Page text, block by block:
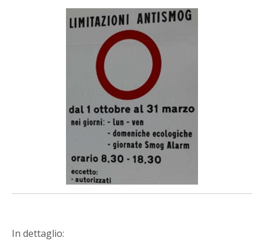
In dettaglio: